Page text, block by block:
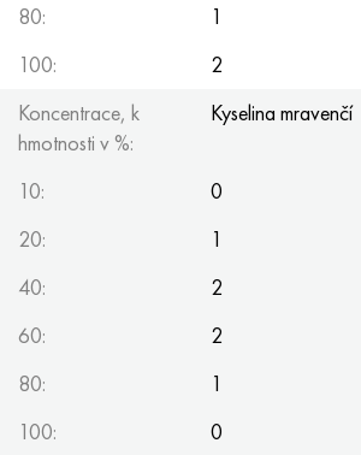
80:
1
100:
2
Koncentrace, k
hmotnosti v %:
Kyselina mravenčí
10:
0
20:
1
40:
2
60:
2
80:
1
100:
0